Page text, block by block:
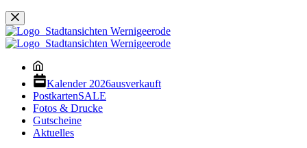
Kalender 2026ausverkauft
PostkartenSALE
Fotos & Drucke
Gutscheine
Aktuelles